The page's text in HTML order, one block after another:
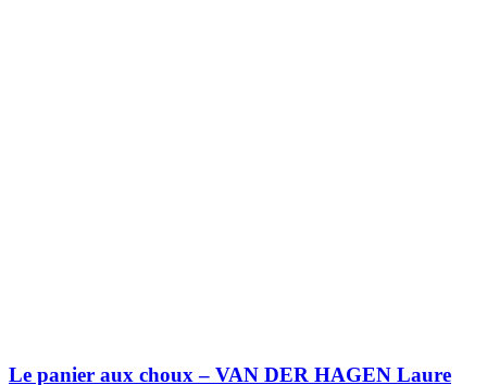
Le panier aux choux – VAN DER HAGEN Laure